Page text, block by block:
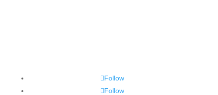
Follow
Follow